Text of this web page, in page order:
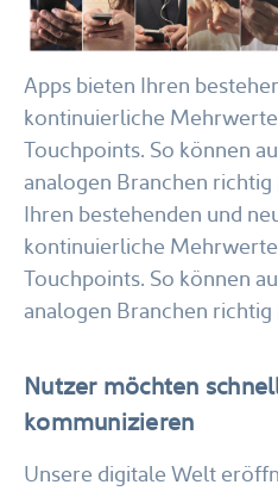
Apps bieten Ihren
kontinuierliche
Touchpoints. So können
analogen Branchen
Ihren bestehenden und
kontinuierliche
Touchpoints. So können
analogen Branchen richtig
Nutzer möchten
kommunizieren
Unsere digitale Welt